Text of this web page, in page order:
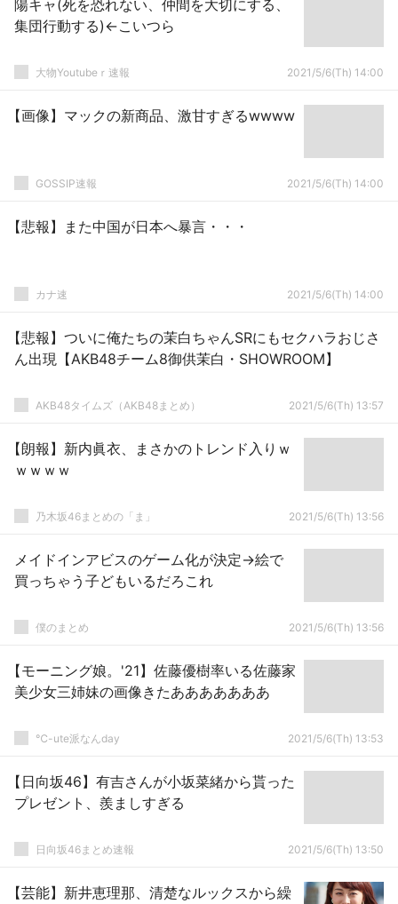
陽キャ(死を恐れない、仲間を大切にする、
集団行動する)←こいつら
大物Youtubeｒ速報 2021/5/6(Th) 14:00
【画像】マックの新商品、激甘すぎるwwww
GOSSIP速報 2021/5/6(Th) 14:00
【悲報】また中国が日本へ暴言・・・
カナ速 2021/5/6(Th) 14:00
【悲報】ついに俺たちの茉白ちゃんSRにもセクハラおじさ
ん出現【AKB48チーム8御供茉白・SHOWROOM】
AKB48タイムズ（AKB48まとめ） 2021/5/6(Th) 13:57
【朗報】新内眞衣、まさかのトレンド入りｗ
ｗｗｗｗ
乃木坂46まとめの「ま」 2021/5/6(Th) 13:56
メイドインアビスのゲーム化が決定→絵で
買っちゃう子どもいるだろこれ
僕のまとめ 2021/5/6(Th) 13:56
【モーニング娘。'21】佐藤優樹率いる佐藤家
美少女三姉妹の画像きたあああああああ
℃-ute派なんday 2021/5/6(Th) 13:53
【日向坂46】有吉さんが小坂菜緒から貰った
プレゼント、羨ましすぎる
日向坂46まとめ速報 2021/5/6(Th) 13:50
【芸能】新井恵理那、清楚なルックスから繰